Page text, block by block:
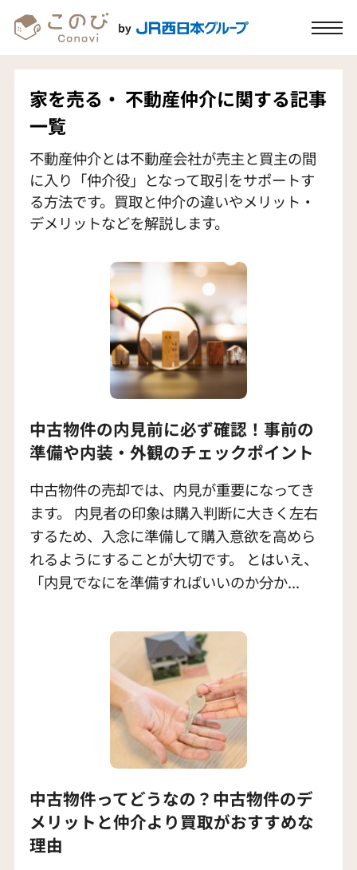
家を売る ・ 不動産仲介に関する記事
一覧
不動産仲介とは不動産会社が売主と買主の間
に入り「仲介役」となって取引をサポートす
る方法です。買取と仲介の違いやメリット・
デメリットなどを解説します。
中古物件の内見前に必ず確認！事前の
準備や内装・外観のチェックポイント
中古物件の売却では、内見が重要になってき
ます。 内見者の印象は購入判断に大きく左右
するため、入念に準備して購入意欲を高めら
れるようにすることが大切です。 とはいえ、
「内見でなにを準備すればいいのか分か...
中古物件ってどうなの？中古物件のデ
メリットと仲介より買取がおすすめな
理由